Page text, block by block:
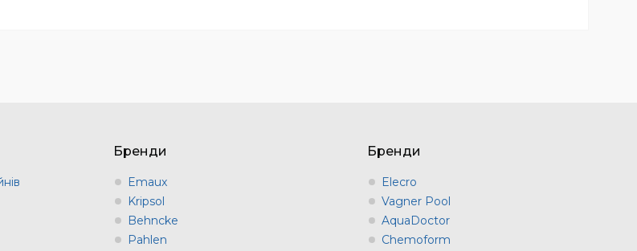
Бренди
Emaux
Kripsol
Behncke
Pahlen
Бренди
Elecro
Vagner Pool
AquaDoctor
Chemoform